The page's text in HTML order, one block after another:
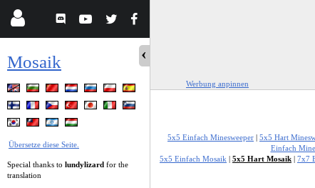
Mosaik
Übersetze diese Seite.
Special thanks to lundylizard for the
translation
Werbung anpinnen
5x5 Einfach Minesweeper | 5x5 Hart
Einfach
5x5 Einfach Mosaik | 5x5 Hart Mosaik | 7x7